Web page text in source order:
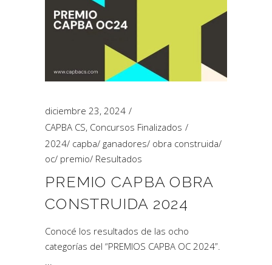
diciembre 23, 2024
CAPBA CS, Concursos Finalizados
2024/ capba/ ganadores/ obra construida/
oc/ premio/ Resultados
PREMIO CAPBA OBRA
CONSTRUIDA 2024
Conocé los resultados de las ocho
categorías del “PREMIOS CAPBA OC 2024”.